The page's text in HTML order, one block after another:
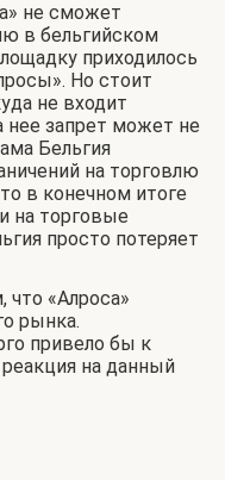
не сможет
в бельгийском
приходилось
Но стоит
не входит
нее запрет может не
Бельгия
на торговлю
в конечном итоге
на торговые
просто потеряет
«Алроса»
рынка.
привело бы к
на данный